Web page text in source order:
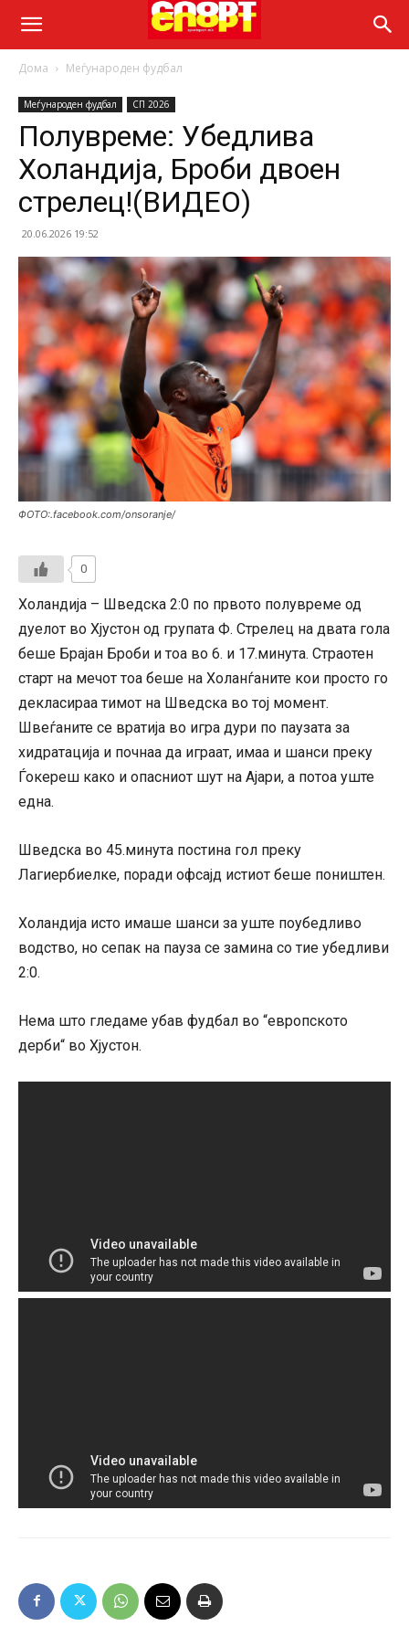
Дома Меѓународен фудбал
Меѓународен фудбал СП 2026
Полувреме: Убедлива
Холандија, Броби двоен
стрелец!(ВИДЕО)
20.06.2026 19:52
ФОТО:.facebook.com/onsoranje/
0
Холандија – Шведска 2:0 по првото полувреме од
дуелот во Хјустон од групата Ф. Стрелец на двата гола
беше Брајан Броби и тоа во 6. и 17.минута. Страотен
старт на мечот тоа беше на Холанѓаните кои просто го
декласираа тимот на Шведска во тој момент.
Швеѓаните се вратија во игра дури по паузата за
хидратација и почнаа да играат, имаа и шанси преку
Ѓокереш како и опасниот шут на Ајари, а потоа уште
една.
Шведска во 45.минута постина гол преку
Лагиербиелке, поради офсајд истиот беше поништен.
Холандија исто имаше шанси за уште поубедливо
водство, но сепак на пауза се замина со тие убедливи
2:0.
Нема што гледаме убав фудбал во “европското
дерби“ во Хјустон.